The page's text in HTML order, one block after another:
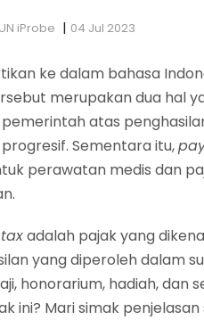
iProbe | 04 Jul 2023
ke dalam bahasa
merupakan dua hal
atas
Sementara itu,
perawatan medis dan
adalah pajak yang
yang diperoleh dalam
honorarium, hadiah,
ini? Mari simak